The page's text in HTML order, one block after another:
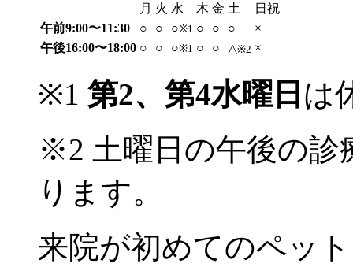
月 火 水 木 金 土
日祝
午前9:00〜11:30
○ ○ ○※1 ○ ○ ○
×
午後16:00〜18:00 ○ ○ ○※1 ○ ○ △※2 ×
※1 第2、第4水曜日 は
※2 土曜日の午後の診
ります。
来院が初めてのペッ